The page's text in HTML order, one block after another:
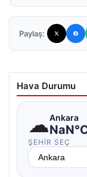
Paylaş:
Hava Durumu
☁Ankara
ŞEHIR SEÇ